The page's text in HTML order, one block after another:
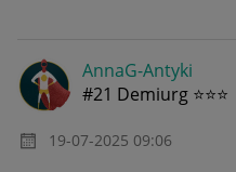
AnnaG-Antyki
#21 Demiurg ⭐⭐⭐
‎19-07-2025 09:06